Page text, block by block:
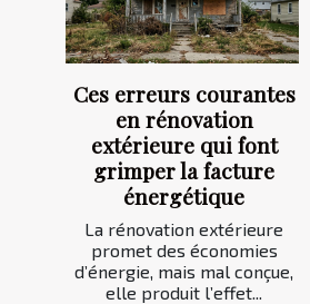
Ces erreurs courantes
en rénovation
extérieure qui font
grimper la facture
énergétique
La rénovation extérieure
promet des économies
d’énergie, mais mal conçue,
elle produit l’effet...